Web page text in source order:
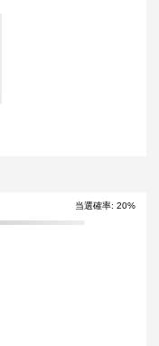
当選確率: 20%